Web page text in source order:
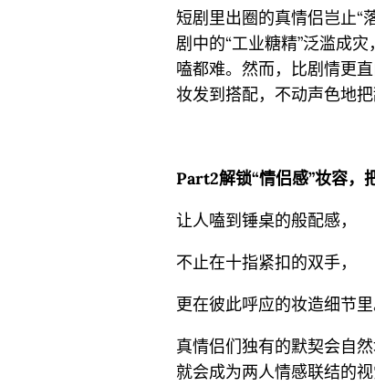
短剧里出圈的真情侣岂止“
剧中的“工业糖精”泛滥成
嗑都难。然而，比剧情更
妆发到搭配，不动声色地把
Part2解锁“情侣感”妆容，
让人嗑到锤桌的般配感，
不止在十指紧扣的双手，
更在彼此呼应的妆造细节里
真情侣们独有的默契会自
就会成为两人情感联结的